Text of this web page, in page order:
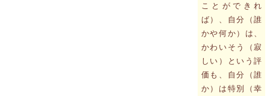
ことができれ
ば）、自分（誰
かや何か）は、
かわいそう（寂
しい）という評
価も、自分（誰
か）は特別（幸